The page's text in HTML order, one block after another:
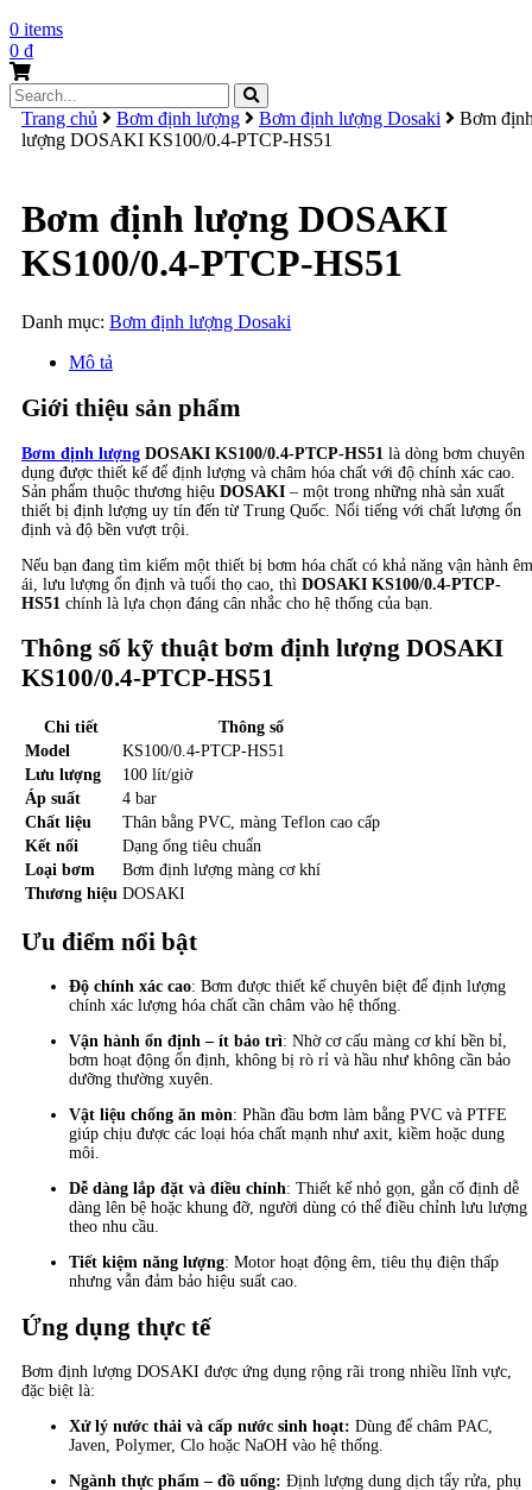
0 items
0 ₫
Search
for:Trang chủ Bơm định lượng Bơm định lượng Dosaki
Bơm
lượng DOSAKI KS100/0.4-PTCP-HS51
Bơm định lượng DOSAKI
KS100/0.4-PTCP-HS51
Danh mục: Bơm định lượng Dosaki
Mô tả
Giới thiệu sản phẩm
Bơm định lượng DOSAKI KS100/0.4-PTCP-HS51 là dòng bơm chuyên
dụng được thiết kế để định lượng và châm hóa chất với độ chính xác cao.
Sản phẩm thuộc thương hiệu DOSAKI – một trong những nhà sản xuất
thiết bị định lượng uy tín đến từ Trung Quốc. Nổi tiếng với chất lượng ổn
định và độ bền vượt trội.
Nếu bạn đang tìm kiếm một thiết bị bơm hóa chất có khả năng vận hành êm
ái, lưu lượng ổn định và tuổi thọ cao, thì DOSAKI KS100/0.4-PTCP-
HS51 chính là lựa chọn đáng cân nhắc cho hệ thống của bạn.
Thông số kỹ thuật bơm định lượng DOSAKI
KS100/0.4-PTCP-HS51
Chi tiết
Thông số
Model
KS100/0.4-PTCP-HS51
Lưu lượng
100 lít/giờ
Áp suất
4 bar
Chất liệu
Thân bằng PVC, màng Teflon cao cấp
Kết nối
Dạng ống tiêu chuẩn
Loại bơm
Bơm định lượng màng cơ khí
Thương hiệu DOSAKI
Ưu điểm nổi bật
Độ chính xác cao: Bơm được thiết kế chuyên biệt để định lượng
chính xác lượng hóa chất cần châm vào hệ thống.
Vận hành ổn định – ít bảo trì: Nhờ cơ cấu màng cơ khí bền bỉ,
bơm hoạt động ổn định, không bị rò rỉ và hầu như không cần bảo
dưỡng thường xuyên.
Vật liệu chống ăn mòn: Phần đầu bơm làm bằng PVC và PTFE
giúp chịu được các loại hóa chất mạnh như axit, kiềm hoặc dung
môi.
Dễ dàng lắp đặt và điều chỉnh: Thiết kế nhỏ gọn, gắn cố định dễ
dàng lên bệ hoặc khung đỡ, người dùng có thể điều chỉnh lưu lượng
theo nhu cầu.
Tiết kiệm năng lượng: Motor hoạt động êm, tiêu thụ điện thấp
nhưng vẫn đảm bảo hiệu suất cao.
Ứng dụng thực tế
Bơm định lượng DOSAKI được ứng dụng rộng rãi trong nhiều lĩnh vực,
đặc biệt là:
Xử lý nước thải và cấp nước sinh hoạt: Dùng để châm PAC,
Javen, Polymer, Clo hoặc NaOH vào hệ thống.
Ngành thực phẩm – đồ uống: Định lượng dung dịch tẩy rửa, phụ